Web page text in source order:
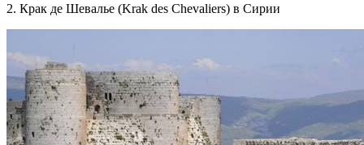
2. Крак де Шевалье (Krak des Chevaliers) в Сирии